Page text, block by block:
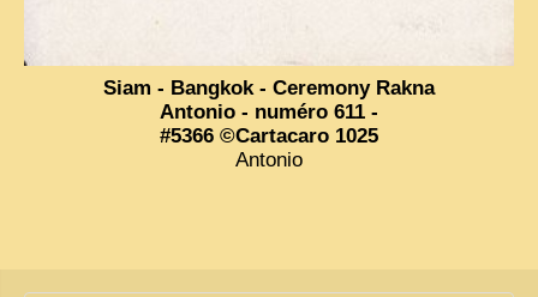
Siam - Bangkok - Ceremony Rakna
Antonio - numéro 611 -
#5366 ©Cartacaro 1025
Antonio